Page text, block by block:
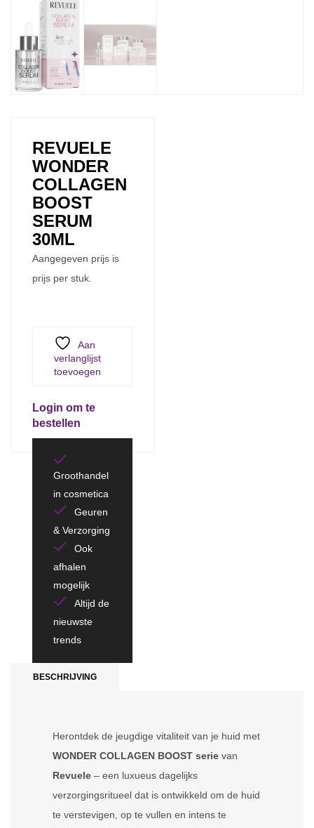
REVUELE
WONDER
COLLAGEN
BOOST
SERUM
30ML
Aangegeven prijs is
prijs per stuk.
Aan
verlanglijst
toevoegen
Login om te
bestellen
Groothandel
in cosmetica
Geuren
& Verzorging
Ook
afhalen
mogelijk
Altijd de
nieuwste
trends
BESCHRIJVING
Herontdek de jeugdige vitaliteit van je huid met
WONDER COLLAGEN BOOST serie van
Revuele – een luxueus dagelijks
verzorgingsritueel dat is ontwikkeld om de huid
te verstevigen, op te vullen en intens te